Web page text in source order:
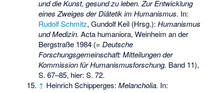
und die Kunst, gesund zu leben. Zur Entwicklung
eines Zweiges der Diätetik im Humanismus. In:
Rudolf Schmitz, Gundolf Keil (Hrsg.):Humanismus
und Medizin. Acta humaniora, Weinheim an der
Bergstraße 1984 (=Deutsche
Forschungsgemeinschaft: Mitteilungen der
Kommission für Humanismusforschung. Band 11),
S. 67–85, hier: S. 72.
↑ Heinrich Schipperges:Melancholia. In: